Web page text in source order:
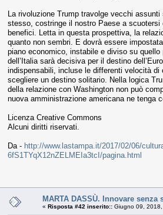
La rivoluzione Trump travolge vecchi
stesso, costringe il nostro Paese a
benefici. Letta in questa prospettiva, la
quanto non sembri. E dovrà essere
piano economico, instabile e diviso su
dell’Italia sarà decisiva per il destino
indispensabili, incluse le differenti velocità di
scegliere un destino solitario. Nella logica
della relazione con Washington non può
nuova amministrazione americana ne tenga
Licenza Creative Commons
Alcuni diritti riservati.
Da - http://www.lastampa.it/2017/02/06/
6fS1TYqX12nZELMEIa3tcI/pagina.html
MARTA DASSÙ. Innovare senza
« Risposta #42 inserito:: Giugno 09,